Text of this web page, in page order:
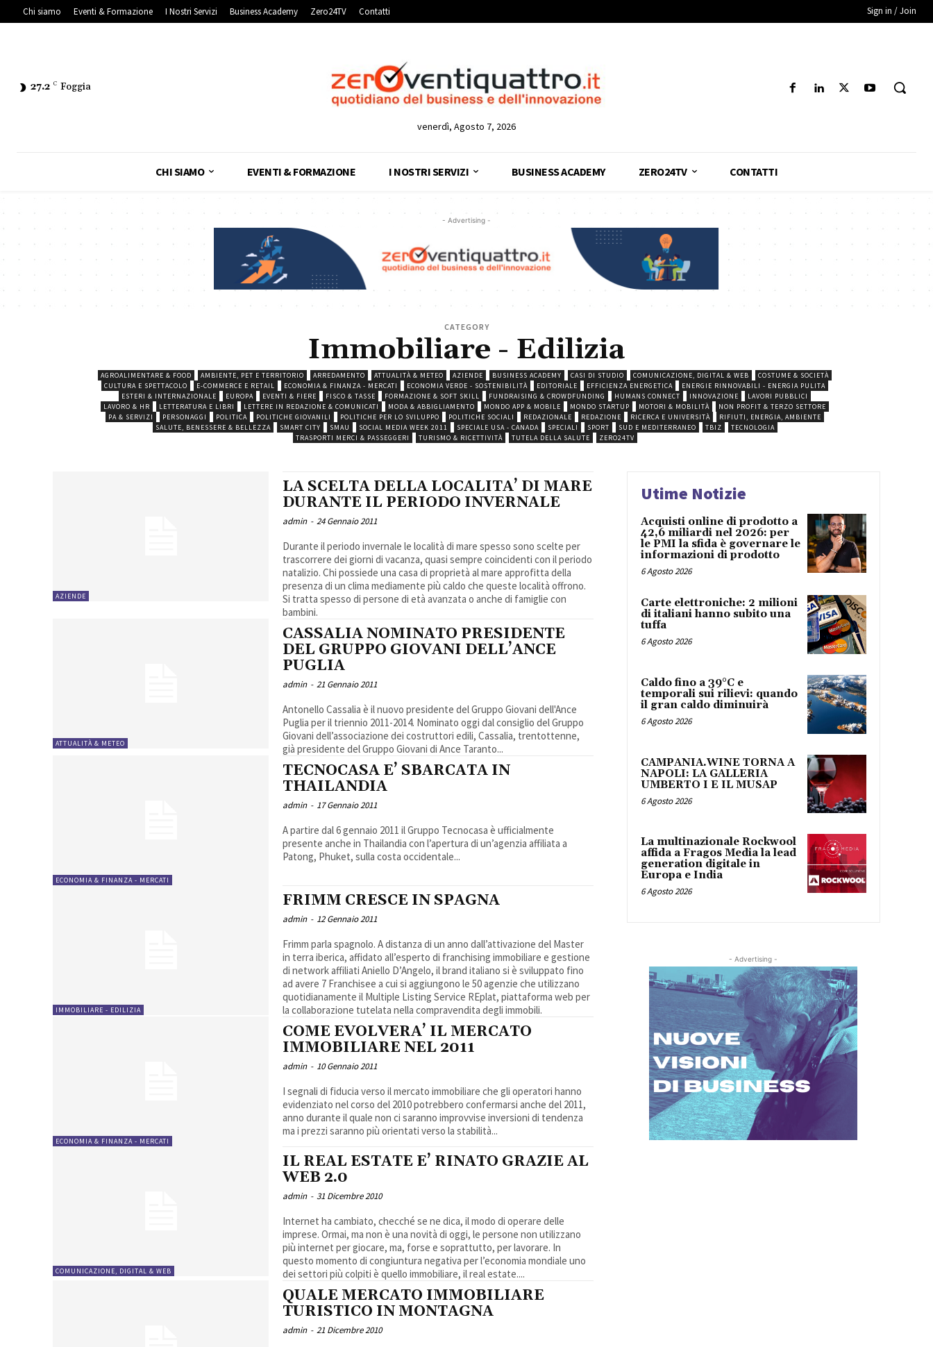
Chi siamo Eventi & Formazione I Nostri Servizi Business Academy Zero24TV Contatti Sign in / Join
27.2 C Foggia
venerdì, Agosto 7, 2026
CHI SIAMO EVENTI & FORMAZIONE I NOSTRI SERVIZI BUSINESS ACADEMY ZERO24TV CONTATTI
- Advertising -
CATEGORY
Immobiliare - Edilizia
AGROALIMENTARE & FOOD AMBIENTE, PET E TERRITORIO ARREDAMENTO ATTUALITÀ & METEO AZIENDE BUSINESS ACADEMY CASI DI STUDIO COMUNICAZIONE, DIGITAL & WEB
COSTUME & SOCIETÀ
CULTURA E SPETTACOLO
E-COMMERCE E RETAIL ECONOMIA & FINANZA - MERCATI ECONOMIA VERDE - SOSTENIBILITÀ EDITORIALE EFFICIENZA ENERGETICA
ENERGIE RINNOVABILI - ENERGIA PULITA
ESTERI & INTERNAZIONALE
EUROPA EVENTI & FIERE FISCO & TASSE FORMAZIONE & SOFT SKILL FUNDRAISING & CROWDFUNDING HUMANS CONNECT INNOVAZIONE
LAVORI PUBBLICI
LAVORO & HR
LETTERATURA E LIBRI LETTERE IN REDAZIONE & COMUNICATI MODA & ABBIGLIAMENTO MONDO APP & MOBILE MONDO STARTUP MOTORI & MOBILITÀ
NON PROFIT & TERZO SETTORE
PA & SERVIZI
PERSONAGGI POLITICA POLITICHE GIOVANILI POLITICHE PER LO SVILUPPO POLITICHE SOCIALI REDAZIONALE REDAZIONE RICERCA E UNIVERSITÀ
RIFIUTI, ENERGIA, AMBIENTE
SALUTE, BENESSERE & BELLEZZA
SMART CITY SMAU SOCIAL MEDIA WEEK 2011 SPECIALE USA - CANADA SPECIALI SPORT SUD E MEDITERRANEO TBIZ
TECNOLOGIA
TRASPORTI MERCI & PASSEGGERI
TURISMO & RICETTIVITÀ TUTELA DELLA SALUTE ZERO24TV
AZIENDE
LA SCELTA DELLA LOCALITA’ DI MARE
DURANTE IL PERIODO INVERNALE
admin - 24 Gennaio 2011
Durante il periodo invernale le località di mare spesso sono scelte per
trascorrere dei giorni di vacanza, quasi sempre coincidenti con il periodo
natalizio. Chi possiede una casa di proprietà al mare approfitta della
presenza di un clima mediamente più caldo che queste località offrono.
Si tratta spesso di persone di età avanzata o anche di famiglie con
bambini.
ATTUALITÀ & METEO
CASSALIA NOMINATO PRESIDENTE
DEL GRUPPO GIOVANI DELL’ANCE
PUGLIA
admin - 21 Gennaio 2011
Antonello Cassalia è il nuovo presidente del Gruppo Giovani dell'Ance
Puglia per il triennio 2011-2014. Nominato oggi dal consiglio del Gruppo
Giovani dell’associazione dei costruttori edili, Cassalia, trentottenne,
già presidente del Gruppo Giovani di Ance Taranto...
ECONOMIA & FINANZA - MERCATI
TECNOCASA E’ SBARCATA IN
THAILANDIA
admin - 17 Gennaio 2011
A partire dal 6 gennaio 2011 il Gruppo Tecnocasa è ufficialmente
presente anche in Thailandia con l’apertura di un’agenzia affiliata a
Patong, Phuket, sulla costa occidentale...
IMMOBILIARE - EDILIZIA
FRIMM CRESCE IN SPAGNA
admin - 12 Gennaio 2011
Frimm parla spagnolo. A distanza di un anno dall’attivazione del Master
in terra iberica, affidato all’esperto di franchising immobiliare e gestione
di network affiliati Aniello D’Angelo, il brand italiano si è sviluppato fino
ad avere 7 Franchisee a cui si aggiungono le 50 agenzie che utilizzano
quotidianamente il Multiple Listing Service REplat, piattaforma web per
la collaborazione tutelata nella compravendita degli immobili.
ECONOMIA & FINANZA - MERCATI
COME EVOLVERA’ IL MERCATO
IMMOBILIARE NEL 2011
admin - 10 Gennaio 2011
I segnali di fiducia verso il mercato immobiliare che gli operatori hanno
evidenziato nel corso del 2010 potrebbero confermarsi anche del 2011,
anno durante il quale non ci saranno improvvise inversioni di tendenza
ma i prezzi saranno più orientati verso la stabilità...
COMUNICAZIONE, DIGITAL & WEB
IL REAL ESTATE E’ RINATO GRAZIE AL
WEB 2.0
admin - 31 Dicembre 2010
Internet ha cambiato, checché se ne dica, il modo di operare delle
imprese. Ormai, ma non è una novità di oggi, le persone non utilizzano
più internet per giocare, ma, forse e soprattutto, per lavorare. In
questo momento di congiuntura negativa per l’economia mondiale uno
dei settori più colpiti è quello immobiliare, il real estate....
QUALE MERCATO IMMOBILIARE
TURISTICO IN MONTAGNA
admin - 21 Dicembre 2010
Utime Notizie
Acquisti online di prodotto a
42,6 miliardi nel 2026: per
le PMI la sfida è governare le
informazioni di prodotto
6 Agosto 2026
Carte elettroniche: 2 milioni
di italiani hanno subito una
tuffa
6 Agosto 2026
Caldo fino a 39°C e
temporali sui rilievi: quando
il gran caldo diminuirà
6 Agosto 2026
CAMPANIA.WINE TORNA A
NAPOLI: LA GALLERIA
UMBERTO I E IL MUSAP
6 Agosto 2026
La multinazionale Rockwool
affida a Fragos Media la lead
generation digitale in
Europa e India
6 Agosto 2026
- Advertising -